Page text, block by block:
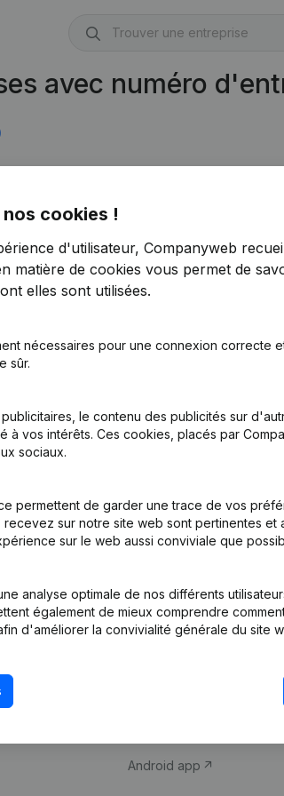
avec numéro
cookies !
d'utilisateur, Companyweb
matière de cookies vous permet de
elles sont utilisées.
nécessaires pour une connexion correcte
sûr.
le contenu des publicités sur
à vos intérêts. Ces cookies, placés par
sociaux.
permettent de garder une trace de vos
recevez sur notre site web sont pertinentes et
sur le web aussi conviviale que
analyse optimale de nos différents
également de mieux comprendre
d'améliorer la convivialité générale du site
Produit
d’entreprise
Monitoring
Android app